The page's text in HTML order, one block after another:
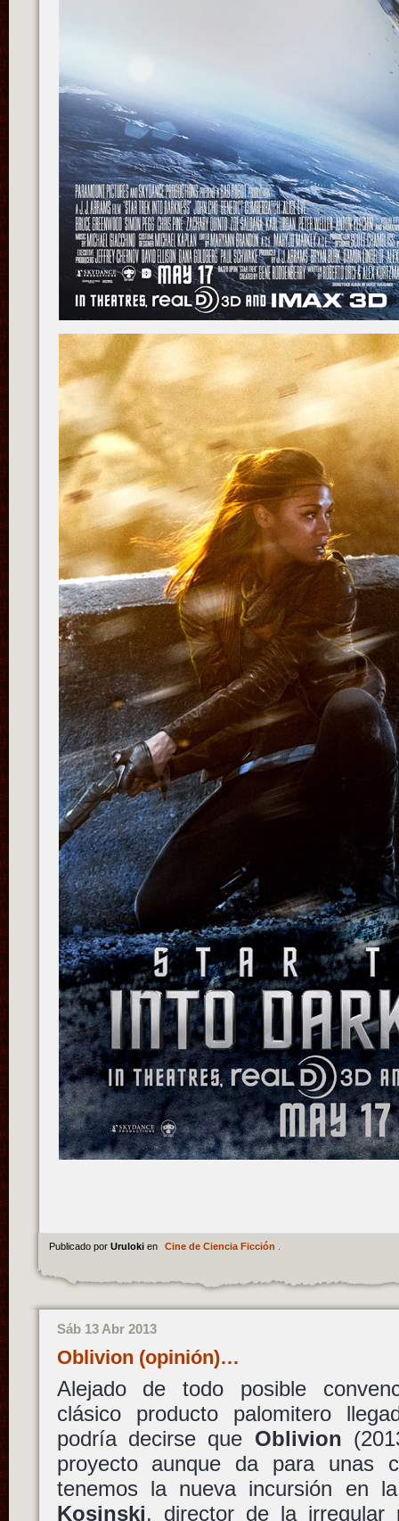
Publicado por Uruloki en Cine de Ciencia Ficción
Sáb 13 Abr 2013
Oblivion (opinión)…
Alejado de todo posible
clásico producto palomitero
podría decirse que Oblivion
proyecto aunque da para unas
tenemos la nueva incursión en
Kosinski, director de la irregular